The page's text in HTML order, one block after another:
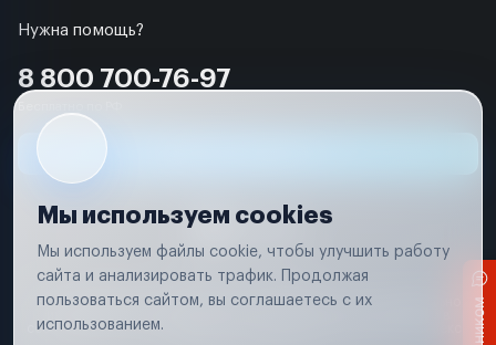
Нужна помощь?
8 800 700-76-97
Условия использования
Вся информация, представленная на сайте, носит исключительно
соответствии с положениями статьи 437 (п. 2) Гражданского кодекса
Мы используем cookies
Мы используем файлы cookie, чтобы улучшить работу
сайта и анализировать трафик. Продолжая
пользоваться сайтом, вы соглашаетесь с их
использованием.